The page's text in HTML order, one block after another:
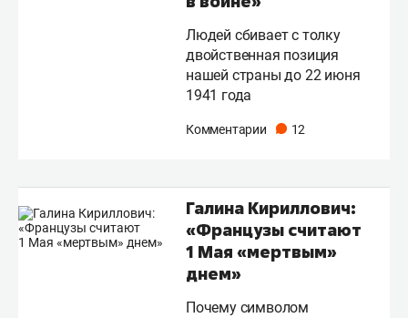
Людей сбивает с толку
двойственная позиция
нашей страны до 22 июня
1941 года
Комментарии 12
Галина Кириллович:
«Французы считают
1 Мая «мертвым»
днем»
Почему символом